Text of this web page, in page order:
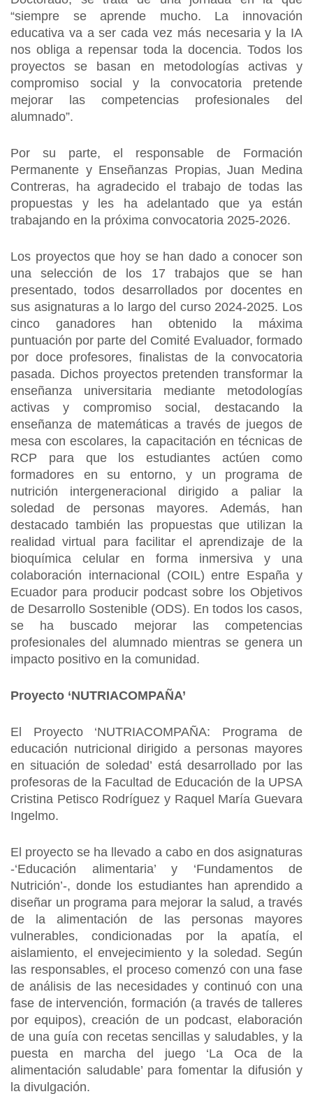
“siempre se aprende mucho. La innovación
educativa va a ser cada vez más necesaria y la IA
nos obliga a repensar toda la docencia. Todos los
proyectos se basan en metodologías activas y
compromiso social y la convocatoria pretende
mejorar las competencias profesionales del
alumnado”.
Por su parte, el responsable de Formación
Permanente y Enseñanzas Propias, Juan Medina
Contreras, ha agradecido el trabajo de todas las
propuestas y les ha adelantado que ya están
trabajando en la próxima convocatoria 2025-2026.
Los proyectos que hoy se han dado a conocer son
una selección de los 17 trabajos que se han
presentado, todos desarrollados por docentes en
sus asignaturas a lo largo del curso 2024-2025. Los
cinco ganadores han obtenido la máxima
puntuación por parte del Comité Evaluador, formado
por doce profesores, finalistas de la convocatoria
pasada. Dichos proyectos pretenden transformar la
enseñanza universitaria mediante metodologías
activas y compromiso social, destacando la
enseñanza de matemáticas a través de juegos de
mesa con escolares, la capacitación en técnicas de
RCP para que los estudiantes actúen como
formadores en su entorno, y un programa de
nutrición intergeneracional dirigido a paliar la
soledad de personas mayores. Además, han
destacado también las propuestas que utilizan la
realidad virtual para facilitar el aprendizaje de la
bioquímica celular en forma inmersiva y una
colaboración internacional (COIL) entre España y
Ecuador para producir podcast sobre los Objetivos
de Desarrollo Sostenible (ODS). En todos los casos,
se ha buscado mejorar las competencias
profesionales del alumnado mientras se genera un
impacto positivo en la comunidad.
Proyecto ‘NUTRIACOMPAÑA’
El Proyecto ‘NUTRIACOMPAÑA: Programa de
educación nutricional dirigido a personas mayores
en situación de soledad’ está desarrollado por las
profesoras de la Facultad de Educación de la UPSA
Cristina Petisco Rodríguez y Raquel María Guevara
Ingelmo.
El proyecto se ha llevado a cabo en dos asignaturas
-‘Educación alimentaria’ y ‘Fundamentos de
Nutrición’-, donde los estudiantes han aprendido a
diseñar un programa para mejorar la salud, a través
de la alimentación de las personas mayores
vulnerables, condicionadas por la apatía, el
aislamiento, el envejecimiento y la soledad. Según
las responsables, el proceso comenzó con una fase
de análisis de las necesidades y continuó con una
fase de intervención, formación (a través de talleres
por equipos), creación de un podcast, elaboración
de una guía con recetas sencillas y saludables, y la
puesta en marcha del juego ‘La Oca de la
alimentación saludable’ para fomentar la difusión y
la divulgación.